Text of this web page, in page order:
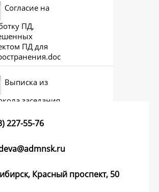
Согласие на
ПД,
ПД для
Выписка из
заседания
227-55-76
Красный проспект, 50